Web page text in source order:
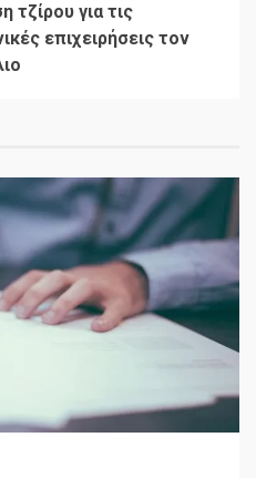
τζίρου για τις
επιχειρήσεις τον